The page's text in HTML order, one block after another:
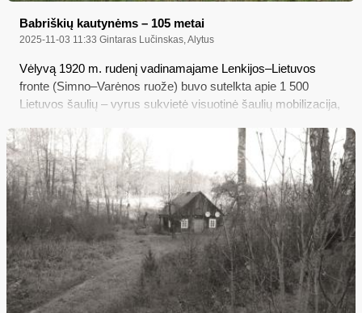
Babriškių kautynėms – 105 metai
2025-11-03 11:33 Gintaras Lučinskas, Alytus
Vėlyvą 1920 m. rudenį vadinamajame Lenkijos–Lietuvos
fronte (Simno–Varėnos ruože) buvo sutelkta apie 1 500
Lietuvos šaulių – vyrus sukvietė visuotinė šaulių mobilizacija,
Centro valdyba; įsakyta rikiuotės mokyti pagreitintai, bet į
frontą siuntė tik savanorius...